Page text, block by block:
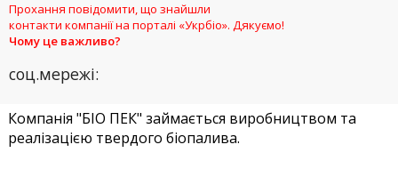
Прохання повідомити, що знайшли
контакти компанії на порталі «Укрбіо». Дякуємо!
Чому це важливо?
соц.мережі:
Компанія "БІО ПЕК" займається виробництвом та
реалізацією твердого біопалива.